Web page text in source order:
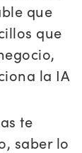
que
que
la IA
te
saber lo